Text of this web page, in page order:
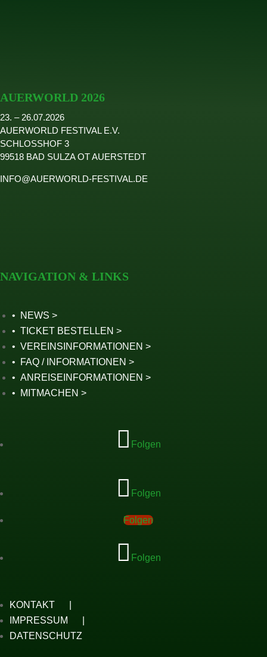
AUERWORLD 2026
23. – 26.07.2026
AUERWORLD FESTIVAL E.V.
SCHLOSSHOF 3
99518 BAD SULZA OT AUERSTEDT
INFO@AUERWORLD-FESTIVAL.DE
NAVIGATION & LINKS
NEWS
TICKET BESTELLEN
VEREINSINFORMATIONEN
FAQ / INFORMATIONEN
ANREISEINFORMATIONEN
MITMACHEN
Folgen
Folgen
Folgen
Folgen
KONTAKT
IMPRESSUM
DATENSCHUTZ